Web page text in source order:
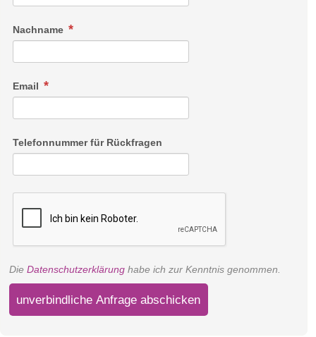
Schlafzimmer Mini
der perfekte Ort für Euren Urlaub. Ihr verbringt den Tag in den
Gasteiner Bergen oder im Sendlhofer's Natur-Spa und
möchtet den Abend auf dem Balkon ausklingen lassen? Dann
Nachname
Email
Telefonnummer für Rückfragen
Die Datenschutzerklärung habe ich zur Kenntnis genommen.
unverbindliche Anfrage abschicken